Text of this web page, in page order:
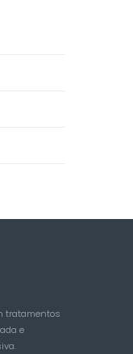
tratamentos
e